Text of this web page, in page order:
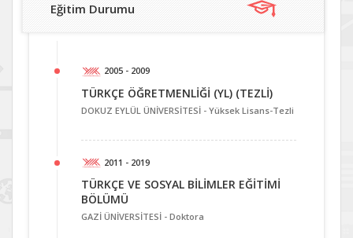
Eğitim Durumu
2005 - 2009
TÜRKÇE ÖĞRETMENLİĞİ (YL) (TEZLİ)
DOKUZ EYLÜL ÜNİVERSİTESİ - Yüksek Lisans-Tezli
2011 - 2019
TÜRKÇE VE SOSYAL BİLİMLER EĞİTİMİ
BÖLÜMÜ
GAZİ ÜNİVERSİTESİ - Doktora